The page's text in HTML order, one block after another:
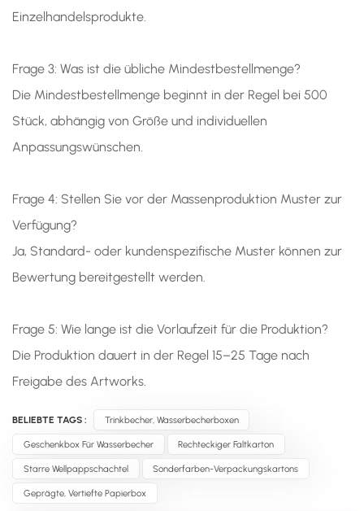
Einzelhandelsprodukte.
Frage 3: Was ist die übliche Mindestbestellmenge?
Die Mindestbestellmenge beginnt in der Regel bei 500
Stück, abhängig von Größe und individuellen
Anpassungswünschen.
Frage 4: Stellen Sie vor der Massenproduktion Muster zur
Verfügung?
Ja, Standard- oder kundenspezifische Muster können zur
Bewertung bereitgestellt werden.
Frage 5: Wie lange ist die Vorlaufzeit für die Produktion?
Die Produktion dauert in der Regel 15–25 Tage nach
Freigabe des Artworks.
BELIEBTE TAGS : Trinkbecher, Wasserbecherboxen
Geschenkbox Für Wasserbecher Rechteckiger Faltkarton
Starre Wellpappschachtel Sonderfarben-Verpackungskartons
Geprägte, Vertiefte Papierbox